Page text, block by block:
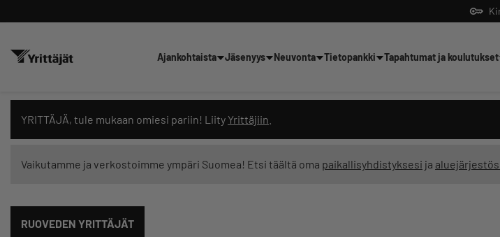
Ajankohtaista Jäsenyys Neuvonta Tietopankki Tapahtumat ja koulutukset
YRITTÄJÄ, tule mukaan omiesi pariin! Liity Yrittäjiin
Vaikutamme ja verkostoimme ympäri Suomea! Etsi täältä oma paikallisyhdistyksesi ja
RUOVEDEN YRITTÄJÄT
Hae sivustolta tai kysy suoraan Yrittäjien tekoälyltä
Suodata hakutuloksia: näytä kaikki sisältö